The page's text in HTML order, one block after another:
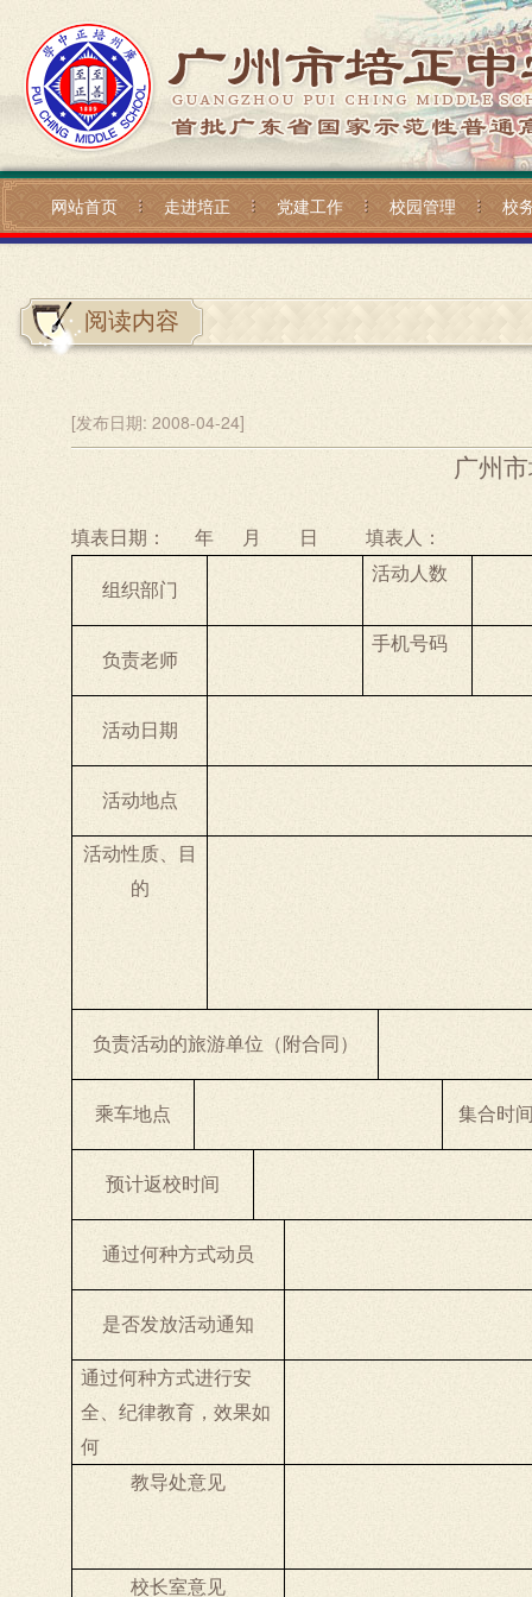
网站首页 走进培正 党建工作 校园管理 校
阅读内容
[发布日期: 2008-04-24]
广州
填表日期： 年 月 日 填表人：
组织部门
活动人数
负责老师
手机号码
活动日期
活动地点
活动性质、目
的
负责活动的旅游单位（附合同）
乘车地点 集合时
预计返校时间
通过何种方式动员
是否发放活动通知
通过何种方式进行安
全、纪律教育，效果如
何
教导处意见
校长室意见